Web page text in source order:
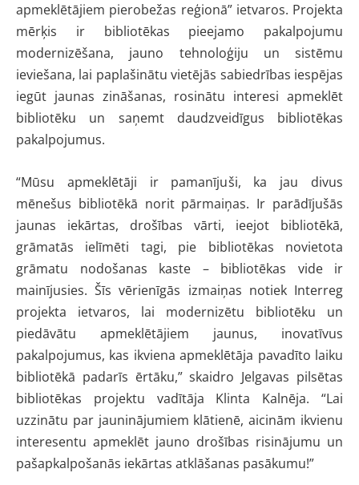
apmeklētājiem pierobežas reģionā” ietvaros. Projekta
mērķis ir bibliotēkas pieejamo pakalpojumu
modernizēšana, jauno tehnoloģiju un sistēmu
ieviešana, lai paplašinātu vietējās sabiedrības iespējas
iegūt jaunas zināšanas, rosinātu interesi apmeklēt
bibliotēku un saņemt daudzveidīgus bibliotēkas
pakalpojumus.
“Mūsu apmeklētāji ir pamanījuši, ka jau divus
mēnešus bibliotēkā norit pārmaiņas. Ir parādījušās
jaunas iekārtas, drošības vārti, ieejot bibliotēkā,
grāmatās ielīmēti tagi, pie bibliotēkas novietota
grāmatu nodošanas kaste – bibliotēkas vide ir
mainījusies. Šīs vērienīgās izmaiņas notiek Interreg
projekta ietvaros, lai modernizētu bibliotēku un
piedāvātu apmeklētājiem jaunus, inovatīvus
pakalpojumus, kas ikviena apmeklētāja pavadīto laiku
bibliotēkā padarīs ērtāku,” skaidro Jelgavas pilsētas
bibliotēkas projektu vadītāja Klinta Kalnēja. “Lai
uzzinātu par jauninājumiem klātienē, aicinām ikvienu
interesentu apmeklēt jauno drošības risinājumu un
pašapkalpošanās iekārtas atklāšanas pasākumu!”